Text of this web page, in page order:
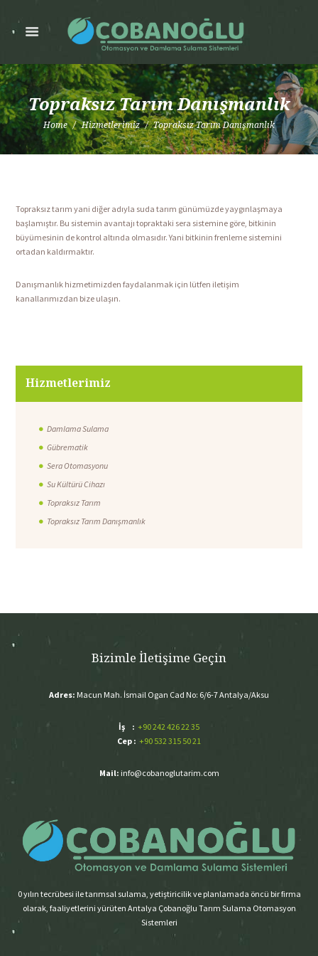
Topraksız Tarım Danışmanlık
Home Hizmetlerimiz Topraksız Tarım Danışmanlık
Topraksız tarım yani diğer adıyla suda tarım günümüzde yaygınlaşmaya
başlamıştır. Bu sistemin avantajı topraktaki sera sistemine göre, bitkinin
büyümesinin de kontrol altında olmasıdır. Yani bitkinin frenleme sistemini
ortadan kaldırmaktır.
Danışmanlık hizmetimizden faydalanmak için lütfen iletişim
kanallarımızdan bize ulaşın.
Hizmetlerimiz
Damlama Sulama
Gübrematik
Sera Otomasyonu
Su Kültürü Cihazı
Topraksız Tarım
Topraksız Tarım Danışmanlık
Bizimle İletişime Geçin
Adres: Macun Mah. İsmail Ogan Cad No: 6/6-7 Antalya/Aksu
İş : +90 242 426 22 35
Cep : +90 532 315 50 21
Mail: info@cobanoglutarim.com
0 yılın tecrübesi ile tarımsal sulama, yetiştiricilik ve planlamada öncü bir firma
olarak, faaliyetlerini yürüten Antalya Çobanoğlu Tarım Sulama Otomasyon
Sistemleri